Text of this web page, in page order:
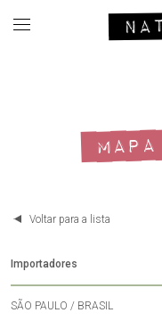
Voltar para a lista
Importadores
SÃO PAULO / BRASIL